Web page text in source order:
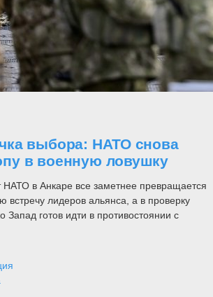
выбора: НАТО снова
в военную ловушку
в Анкаре все заметнее превращается
встречу лидеров альянса, а в проверку
Запад готов идти в противостоянии с